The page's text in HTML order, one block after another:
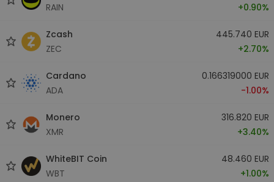
RAIN
+0.90%
Zcash
ZEC
445.740 EUR
+2.70%
Cardano
ADA
0.166319000 EUR
-1.00%
Monero
XMR
316.820 EUR
+3.40%
WhiteBIT Coin
WBT
48.460 EUR
+1.00%